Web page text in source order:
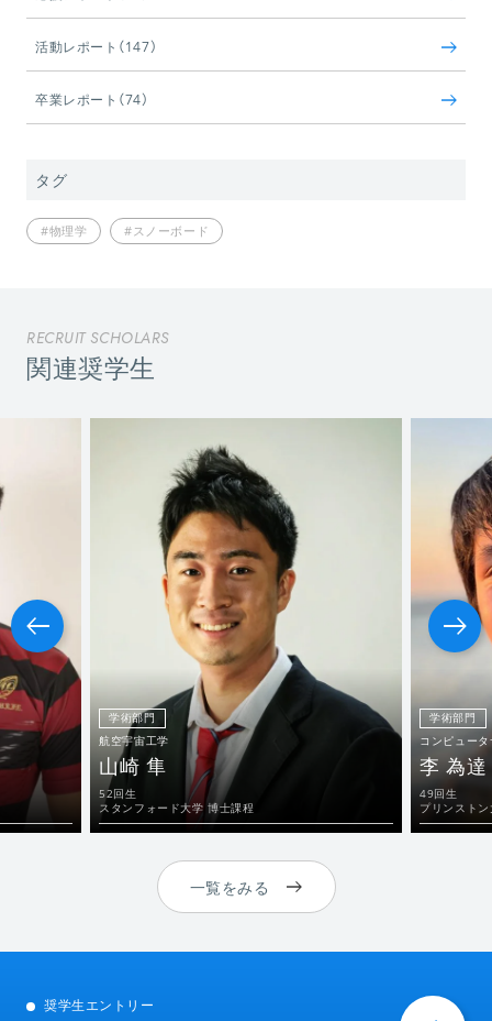
活動レポート（147）
卒業レポート（74）
タグ
#物理学 #スノーボード
RECRUIT SCHOLARS
関連奨学生
学術部門
航空宇宙工学
山崎 隼
52回生
スタンフォード大学 博士課程
学術部門
コンピュー
李 為達
49回生
プリンスト
一覧をみる
奨学生エントリー